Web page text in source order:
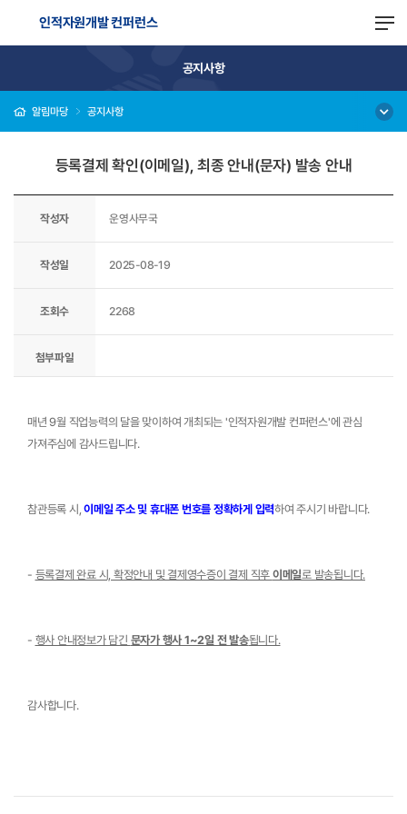
인적자원개발 컨퍼런스
공지사항
알림마당 공지사항
등록결제 확인(이메일), 최종 안내(문자) 발송 안내
작성자 운영사무국
작성일 2025-08-19
조회수 2268
첨부파일
매년 9월 직업능력의 달을 맞이하여 개최되는 '인적자원개발 컨퍼런스'에 관심
가져주심에 감사드립니다.
참관등록 시, 이메일 주소 및 휴대폰 번호를 정확하게 입력하여 주시기 바랍니다.
- 등록결제 완료 시, 확정안내 및 결제영수증이 결제 직후 이메일로 발송됩니다.
- 행사 안내정보가 담긴 문자가 행사 1~2일 전 발송됩니다.
감사합니다.